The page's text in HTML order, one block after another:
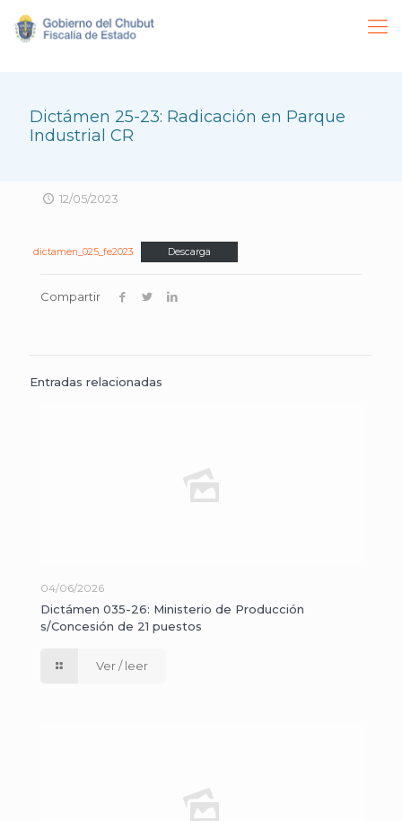
Dictámen 25-23: Radicación en Parque
Industrial CR
12/05/2023
dictamen_025_fe2023 Descarga
Compartir
Entradas relacionadas
04/06/2026
Dictámen 035-26: Ministerio de Producción
s/Concesión de 21 puestos
Ver / leer